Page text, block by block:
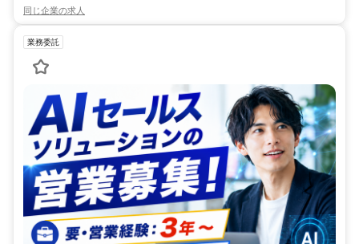
同じ企業の求人
業務委託